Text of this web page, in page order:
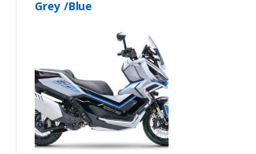
Grey /Blue